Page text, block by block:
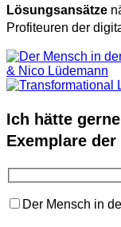
Lösungsansätze
Profiteuren der
Ich hätte
Exemplare
Der Mensch in